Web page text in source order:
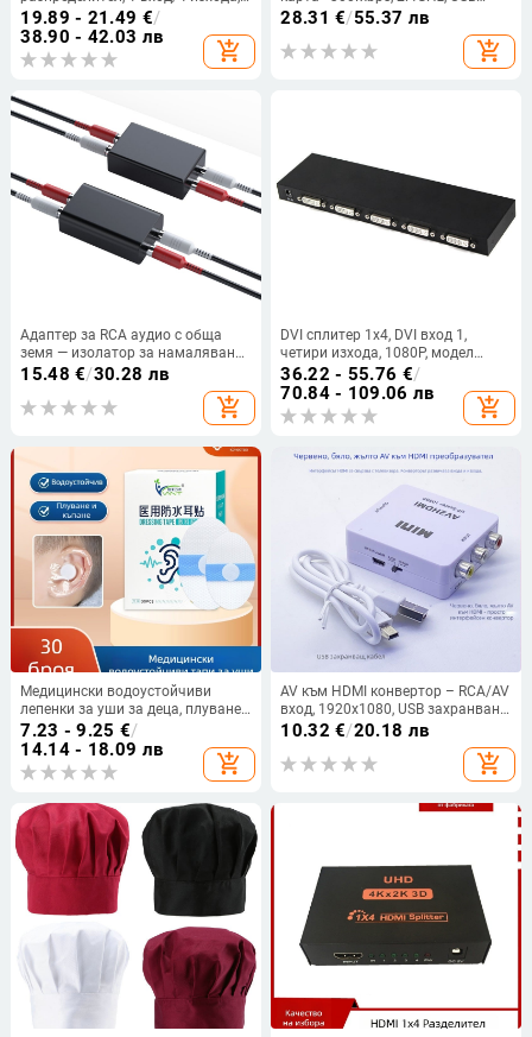
4K/1080P, дистанционно
събуждане, модел A126
19.89 - 21.49 €/
38.90 - 42.03 лв
add_shopping_cart
интерфейс, IEEE 802.11b/g/n
28.31 €/55.37 лв
add_shopping_cart
Адаптер за RCA аудио с обща
земя — изолатор за намаляване
на шум и смущения, модел 106,
OEM обработка, за аудио линия
15.48 €/30.28 лв
add_shopping_cart
DVI сплитер 1x4, DVI вход 1,
четири изхода, 1080P, модел
KYFE1214, поддържа управление
на захранването
36.22 - 55.76 €/
70.84 - 109.06 лв
add_shopping_cart
Медицински водоустойчиви
лепенки за уши за деца, плуване,
къпане на новородени,
възрастни, отвор за средното
ухо, защита от вода, наушници
7.23 - 9.25 €/
14.14 - 18.09 лв
add_shopping_cart
AV към HDMI конвертор – RCA/AV
вход, 1920x1080, USB захранване
(50 cm кабел), без дистанционно
10.32 €/20.18 лв
add_shopping_cart